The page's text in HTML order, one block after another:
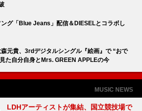
グ「Blue Jeans」配信＆DIESELとコラボし
元貴、3rdデジタルシングル『絵画』で “おで
た自分自身とMrs. GREEN APPLEの今
MUSIC NEWS
LDHアーティストが集結、国立競技場で